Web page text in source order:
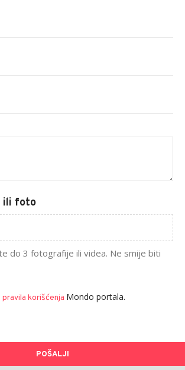
ili foto
do 3 fotografije ili videa. Ne smije biti
pravila korišćenja Mondo portala.
POŠALJI